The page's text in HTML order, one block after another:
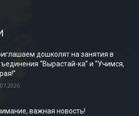
дошколят на занятия в
“Вырастай-ка” и “Учимся,
важная новость!